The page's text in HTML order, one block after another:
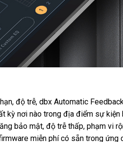
độ trễ, dbx Automatic
nơi nào trong địa điểm sự
bảo mật, độ trễ thấp, phạm vi
miễn phí có sẵn trong ứng